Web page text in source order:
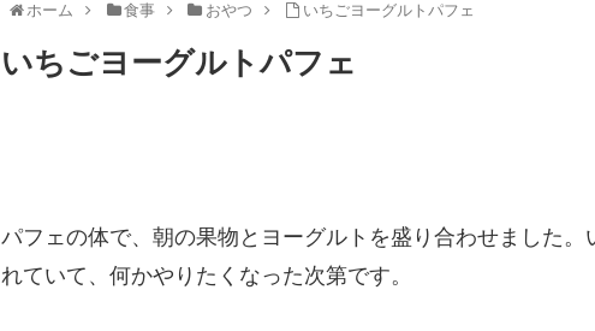
ホーム 食事 おやつ いちごヨーグルトパフェ
いちごヨーグルトパフェ
パフェの体で、朝の果物とヨーグルトを盛り合わせました
れていて、何かやりたくなった次第です。